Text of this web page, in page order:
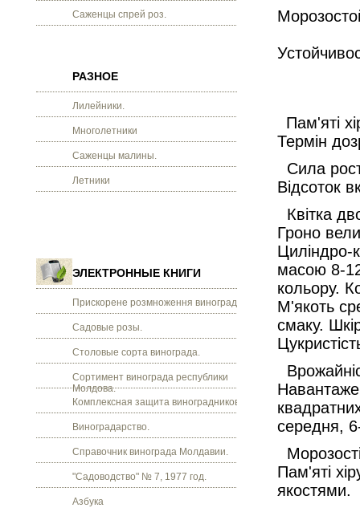
Саженцы спрей роз.
РАЗНОЕ
Лилейники.
Многолетники
Саженцы малины.
Летники
ЭЛЕКТРОННЫЕ КНИГИ
Прискорене розмноження винограду.
Садовые розы.
Столовые сорта винограда.
Сортимент винограда республики
Молдова.
Комплексная защита виноградников.
Виноградарство.
Справочник винограда Молдавии.
"Садоводство" № 7, 1977 год.
Азбука
Пам'яті
Термін
Сила
Відсоток
Квітка
Гроно
Циліндро-
масою 8-
кольору.
М'якоть
смаку.
середня,
Пам'яті
якостями.